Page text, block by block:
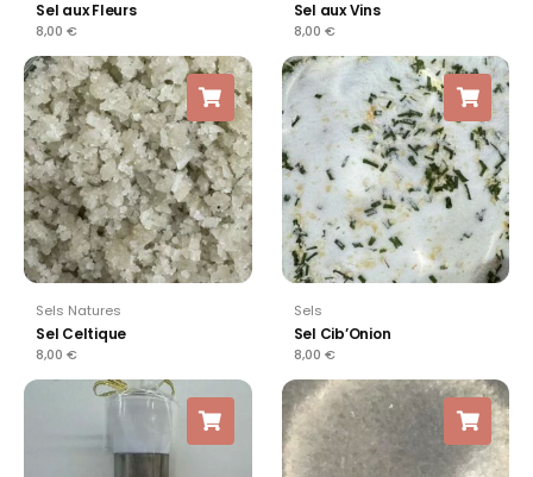
Sel aux Fleurs
8,00 €
Sel aux Vins
8,00 €
Sels Natures
Sel Celtique
8,00 €
Sels
Sel Cib’Onion
8,00 €